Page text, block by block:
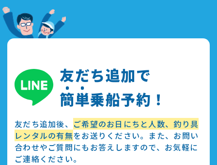
友だち追加で
簡単乗船予約！
友だち追加後、 ご希望のお日にちと人数、釣り具
レンタルの有無をお送りください。また、お問い
合わせやご質問にもお答えしますので、お気軽に
ご連絡ください。